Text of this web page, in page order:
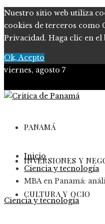
Nuestro sitio web utiliza
cookies de terceros como
Privacidad. Haga clic en
Ok, Acepto
viernes, agosto 7
PANAMÁ
INVERSIONES Y
CULTURA Y OCIO
Inicio
Ciencia y tecnología
MBA en Panamá:
Ciencia y tecnología